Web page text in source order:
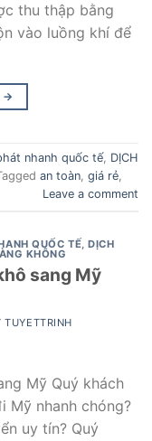
thu thập bằng
vào luồng khí để
→
nhanh quốc tế, DỊCH
an toàn, giá rẻ,
Leave a comment
QUỐC TẾ,DỊCH
KHÔNG
sang Mỹ
TUYETTRINH
Mỹ Quý khách
Mỹ nhanh chóng?
uy tín? Quý